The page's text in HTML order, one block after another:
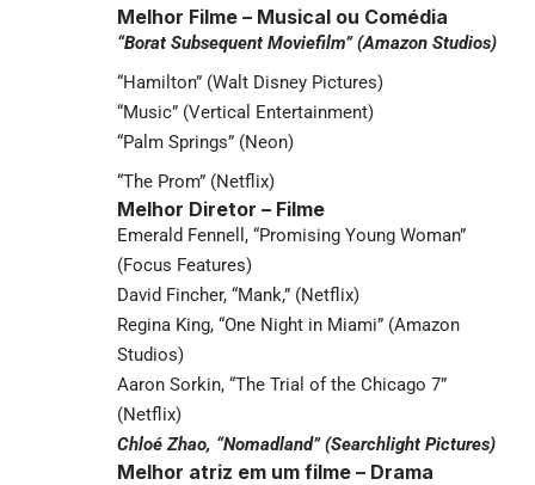
Melhor Filme – Musical ou Comédia
“Borat Subsequent Moviefilm” (Amazon Studios)
“Hamilton” (Walt Disney Pictures)
“Music” (Vertical Entertainment)
“Palm Springs” (Neon)
“The Prom” (Netflix)
Melhor Diretor – Filme
Emerald Fennell, “Promising Young Woman”
(Focus Features)
David Fincher, “Mank,” (Netflix)
Regina King, “One Night in Miami” (Amazon
Studios)
Aaron Sorkin, “The Trial of the Chicago 7”
(Netflix)
Chloé Zhao, “Nomadland” (Searchlight Pictures)
Melhor atriz em um filme – Drama